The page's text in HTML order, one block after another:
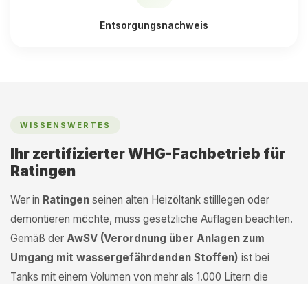
Entsorgungsnachweis
WISSENSWERTES
Ihr zertifizierter WHG-Fachbetrieb für
Ratingen
Wer in Ratingen seinen alten Heizöltank stilllegen oder
demontieren möchte, muss gesetzliche Auflagen beachten.
Gemäß der AwSV (Verordnung über Anlagen zum
Umgang mit wassergefährdenden Stoffen) ist bei
Tanks mit einem Volumen von mehr als 1.000 Litern die